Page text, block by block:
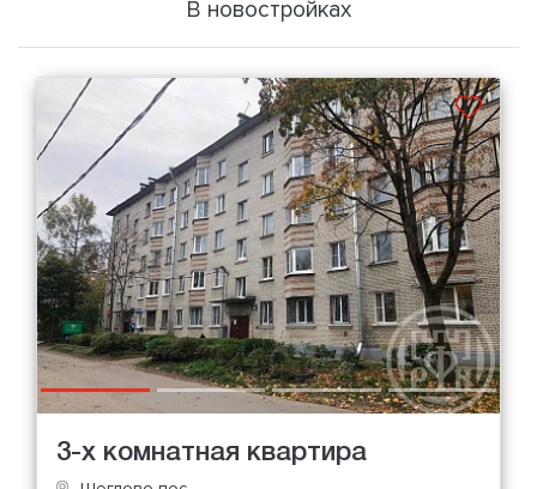
В новостройках
3-х комнатная квартира